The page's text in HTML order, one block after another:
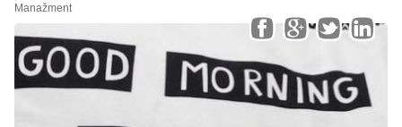
Manažment